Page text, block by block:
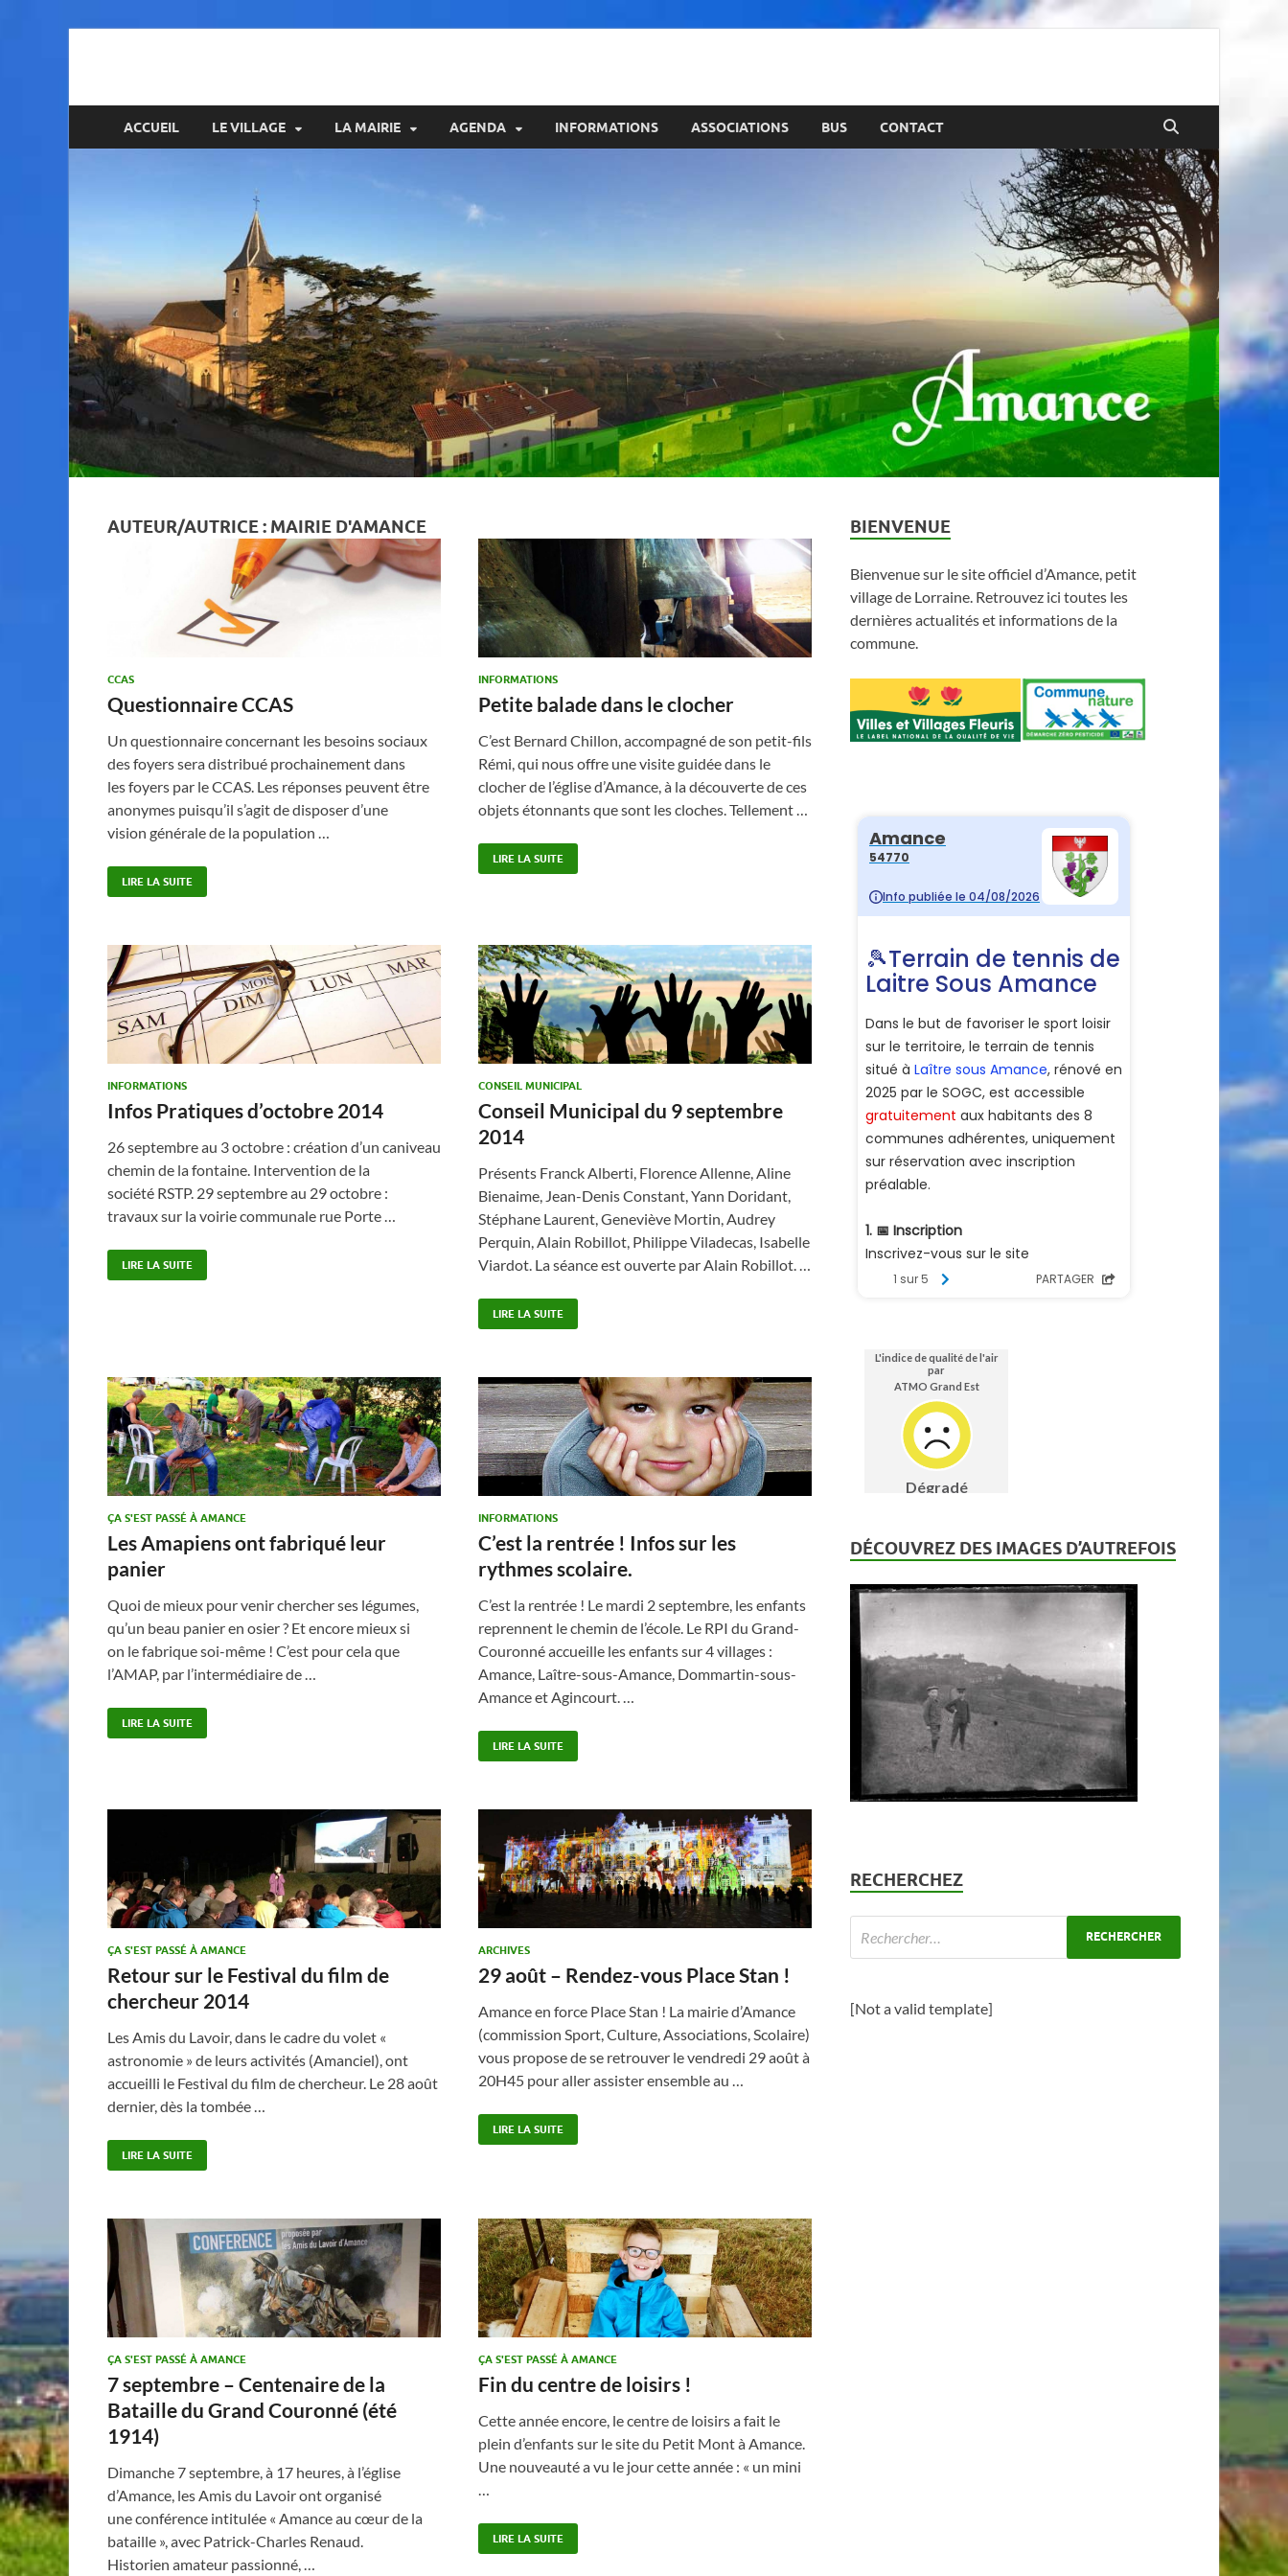
Amance
ACCUEIL LE VILLAGE LA MAIRIE AGENDA INFORMATIONS ASSOCIATIONS BUS CONTACT
AUTEUR/AUTRICE : MAIRIE D'AMANCE
CCAS
Questionnaire CCAS
Un questionnaire concernant les besoins sociaux
des foyers sera distribué prochainement dans
les foyers par le CCAS. Les réponses peuvent être
anonymes puisqu’il s’agit de disposer d’une
vision générale de la population …
LIRE LA SUITE
INFORMATIONS
Petite balade dans le clocher
C’est Bernard Chillon, accompagné de son petit-fils
Rémi, qui nous offre une visite guidée dans le
clocher de l’église d’Amance, à la découverte de ces
objets étonnants que sont les cloches. Tellement …
LIRE LA SUITE
INFORMATIONS
Infos Pratiques d’octobre 2014
26 septembre au 3 octobre : création d’un caniveau
chemin de la fontaine. Intervention de la
société RSTP. 29 septembre au 29 octobre :
travaux sur la voirie communale rue Porte …
LIRE LA SUITE
CONSEIL MUNICIPAL
Conseil Municipal du 9 septembre
2014
Présents Franck Alberti, Florence Allenne, Aline
Bienaime, Jean-Denis Constant, Yann Doridant,
Stéphane Laurent, Geneviève Mortin, Audrey
Perquin, Alain Robillot, Philippe Viladecas, Isabelle
Viardot. La séance est ouverte par Alain Robillot. …
LIRE LA SUITE
ÇA S'EST PASSÉ À AMANCE
Les Amapiens ont fabriqué leur
panier
Quoi de mieux pour venir chercher ses légumes,
qu’un beau panier en osier ? Et encore mieux si
on le fabrique soi-même ! C’est pour cela que
l’AMAP, par l’intermédiaire de …
LIRE LA SUITE
INFORMATIONS
C’est la rentrée ! Infos sur les
rythmes scolaire.
C’est la rentrée ! Le mardi 2 septembre, les enfants
reprennent le chemin de l’école. Le RPI du Grand-
Couronné accueille les enfants sur 4 villages :
Amance, Laître-sous-Amance, Dommartin-sous-
Amance et Agincourt. …
LIRE LA SUITE
ÇA S'EST PASSÉ À AMANCE
Retour sur le Festival du film de
chercheur 2014
Les Amis du Lavoir, dans le cadre du volet «
astronomie » de leurs activités (Amanciel), ont
accueilli le Festival du film de chercheur. Le 28 août
dernier, dès la tombée …
LIRE LA SUITE
ARCHIVES
29 août – Rendez-vous Place Stan !
Amance en force Place Stan ! La mairie d’Amance
(commission Sport, Culture, Associations, Scolaire)
vous propose de se retrouver le vendredi 29 août à
20H45 pour aller assister ensemble au …
LIRE LA SUITE
ÇA S'EST PASSÉ À AMANCE
7 septembre – Centenaire de la
Bataille du Grand Couronné (été
1914)
Dimanche 7 septembre, à 17 heures, à l’église
d’Amance, les Amis du Lavoir ont organisé
une conférence intitulée « Amance au cœur de la
bataille », avec Patrick-Charles Renaud.
Historien amateur passionné, …
ÇA S'EST PASSÉ À AMANCE
Fin du centre de loisirs !
Cette année encore, le centre de loisirs a fait le
plein d’enfants sur le site du Petit Mont à Amance.
Une nouveauté a vu le jour cette année : « un mini
…
LIRE LA SUITE
BIENVENUE
Bienvenue sur le site officiel d’Amance, petit
village de Lorraine. Retrouvez ici toutes les
dernières actualités et informations de la
commune.
DÉCOUVREZ DES IMAGES D’AUTREFOIS
RECHERCHEZ
[Not a valid template]